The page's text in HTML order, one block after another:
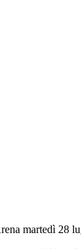
martedì 28